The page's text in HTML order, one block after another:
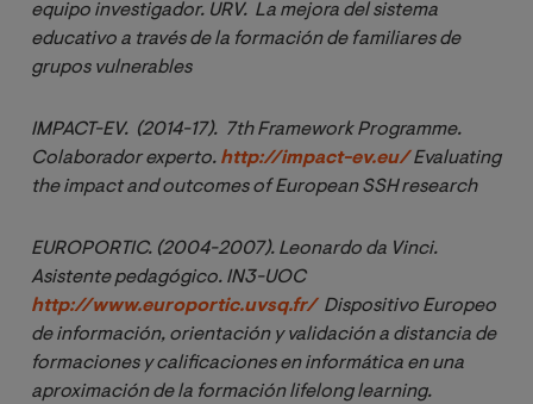
equipo investigador. URV.  La mejora del sistema
educativo a través de la formación de familiares de
grupos vulnerables
IMPACT-EV.  (2014-17).  7th Framework Programme.
Colaborador experto. http://impact-ev.eu/ Evaluating
the impact and outcomes of European SSH research
EUROPORTIC. (2004-2007). Leonardo da Vinci.
Asistente pedagógico. IN3-UOC
http://www.europortic.uvsq.fr/ Dispositivo Europeo
de información, orientación y validación a distancia de
formaciones y calificaciones en informática en una
aproximación de la formación lifelong learning.